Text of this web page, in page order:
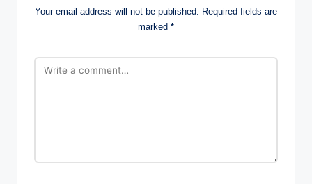
Your email address will not be published.
Required fields are
marked *